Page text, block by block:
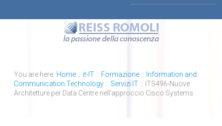
You are here: Home :: it-IT :: Formazione :: Information and
Communication Technology :: Servizi IT :: ITS496-Nuove
Architetture per Data Centre nell'approccio Cisco Systems